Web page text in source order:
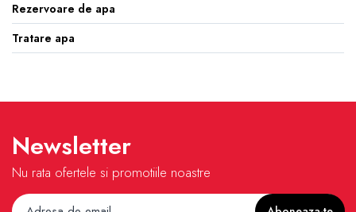
Rezervoare de apa
Tratare apa
Newsletter
Nu rata ofertele si promotiile noastre